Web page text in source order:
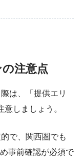
注意点
は、「提供エリ
しましょう。
で、関西圏でも
事前確認が必須で